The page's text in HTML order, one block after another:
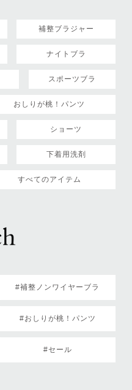
補整ブラジャー
ナイトブラ
スポーツブラ
おしりが桃！パンツ
ショーツ
下着用洗剤
すべてのアイテム
#補整ノンワイヤーブラ
#おしりが桃！パンツ
#セール